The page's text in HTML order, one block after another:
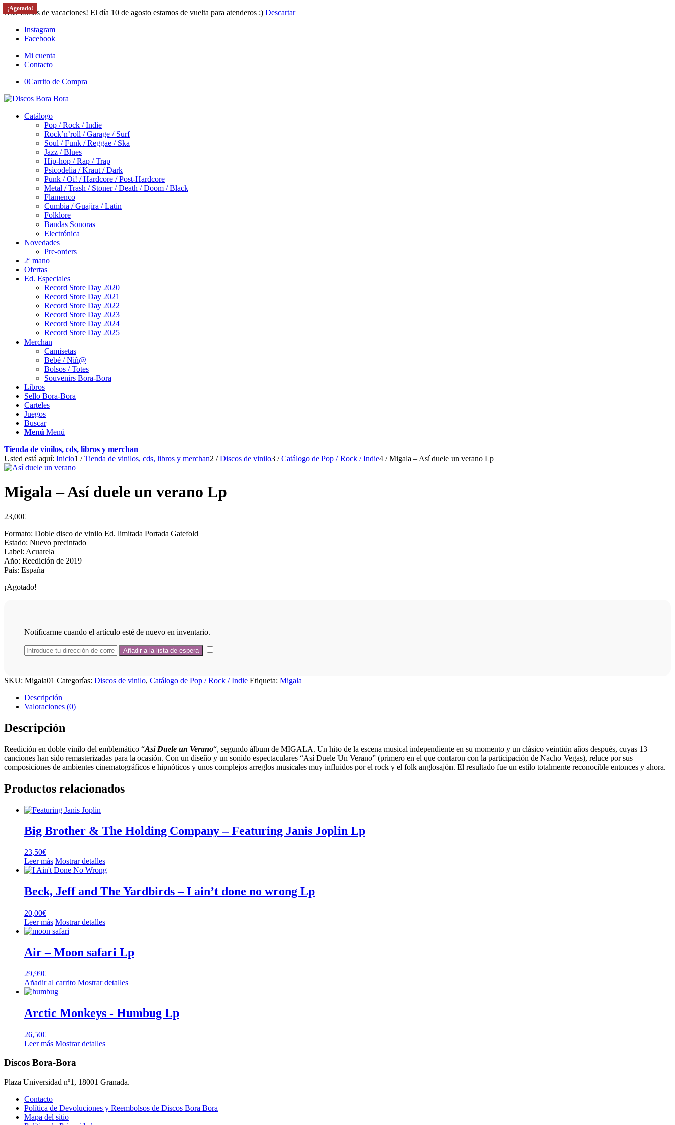
Nos vamos de vacaciones! El día 10 de agosto estamos de vuelta para atenderos :) Descartar
Instagram
Facebook
Mi cuenta
Contacto
0Carrito de Compra
Catálogo
Pop / Rock / Indie
Rock’n’roll / Garage / Surf
Soul / Funk / Reggae / Ska
Jazz / Blues
Hip-hop / Rap / Trap
Psicodelia / Kraut / Dark
Punk / Oi! / Hardcore / Post-Hardcore
Metal / Trash / Stoner / Death / Doom / Black
Flamenco
Cumbia / Guajira / Latin
Folklore
Bandas Sonoras
Electrónica
Novedades
Pre-orders
2ª mano
Ofertas
Ed. Especiales
Record Store Day 2020
Record Store Day 2021
Record Store Day 2022
Record Store Day 2023
Record Store Day 2024
Record Store Day 2025
Merchan
Camisetas
Bebé / Niñ@
Bolsos / Totes
Souvenirs Bora-Bora
Libros
Sello Bora-Bora
Carteles
Juegos
Buscar
Menú Menú
Tienda de vinilos, cds, libros y merchan
Usted está aquí: Inicio1 / Tienda de vinilos, cds, libros y merchan2 / Discos de vinilo3 / Catálogo de Pop / Rock / Indie4 / Migala – Así duele un verano Lp
¡Agotado!
Migala – Así duele un verano Lp
23,00€
Formato: Doble disco de vinilo Ed. limitada Portada Gatefold
Estado: Nuevo precintado
Label: Acuarela
Año: Reedición de 2019
País: España
¡Agotado!
Notificarme cuando el artículo esté de nuevo en inventario.
SKU: Migala01 Categorías: Discos de vinilo, Catálogo de Pop / Rock / Indie Etiqueta: Migala
Descripción
Valoraciones (0)
Descripción
Reedición en doble vinilo del emblemático “Así Duele un Verano“, segundo álbum de MIGALA. Un hito de la escena musical independiente en su momento y un clásico veintiún años después, cuyas 13
canciones han sido remasterizadas para la ocasión. Con un diseño y un sonido espectaculares “Así Duele Un Verano” (primero en el que contaron con la participación de Nacho Vegas), reluce por sus
composiciones de ambientes cinematográficos e hipnóticos y unos complejos arreglos musicales muy influidos por el rock y el folk anglosajón. El resultado fue un estilo totalmente reconocible entonces y ahora.
Productos relacionados
¡Agotado!
Big Brother & The Holding Company – Featuring Janis Joplin Lp
23,50€
Leer más Mostrar detalles
¡Agotado!
Beck, Jeff and The Yardbirds – I ain’t done no wrong Lp
20,00€
Leer más Mostrar detalles
Air – Moon safari Lp
29,99€
Añadir al carrito Mostrar detalles
¡Agotado!
Arctic Monkeys ‎- Humbug Lp
26,50€
Leer más Mostrar detalles
Discos Bora-Bora
Plaza Universidad nº1, 18001 Granada.
Contacto
Política de Devoluciones y Reembolsos de Discos Bora Bora
Mapa del sitio